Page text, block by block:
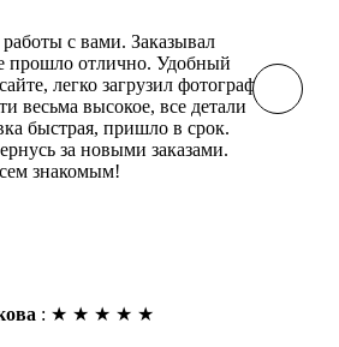
с вами. Заказывал
прошло отлично. Удобный
легко загрузил фотографии.
весьма высокое, все детали
быстрая, пришло в срок.
за новыми заказами.
знакомым!
: ★ ★ ★ ★ ★